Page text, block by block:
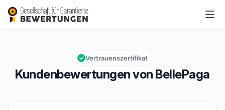
BellePaga
Gesamtbewertung: 9,3 von 10
9,3/10
Kundenbewertungen von BellePaga
Vertrauenszertifikat